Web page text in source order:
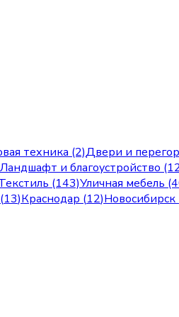
техника (2)Двери и
Ландшафт и благоустройство
(143)Уличная мебель
(13)Краснодар (12)Новосибирск